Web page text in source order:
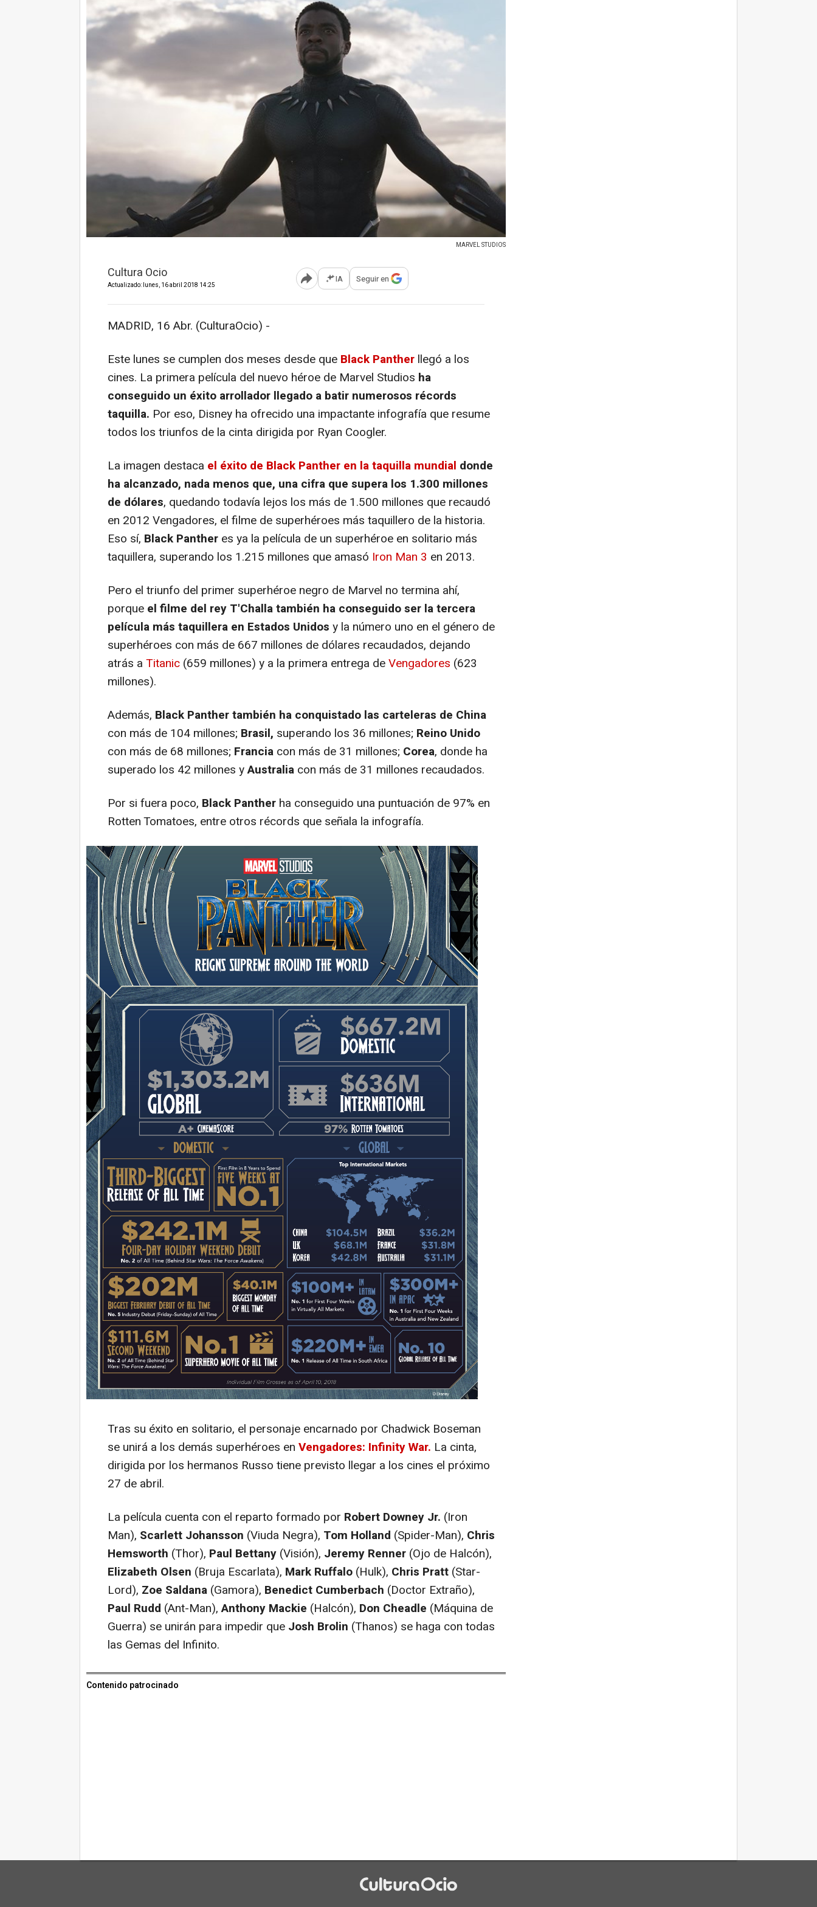
MARVEL STUDIOS
Cultura Ocio
Actualizado: lunes, 16 abril 2018 14:25 Abrir opciones para compartir
IA Seguir en
MADRID, 16 Abr. (CulturaOcio) -
Este lunes se cumplen dos meses desde que Black Panther llegó a los
cines. La primera película del nuevo héroe de Marvel Studios ha
conseguido un éxito arrollador llegado a batir numerosos récords
taquilla. Por eso, Disney ha ofrecido una impactante infografía que resume
todos los triunfos de la cinta dirigida por Ryan Coogler.
La imagen destaca el éxito de Black Panther en la taquilla mundial donde
ha alcanzado, nada menos que, una cifra que supera los 1.300 millones
de dólares, quedando todavía lejos los más de 1.500 millones que recaudó
en 2012 Vengadores, el filme de superhéroes más taquillero de la historia.
Eso sí, Black Panther es ya la película de un superhéroe en solitario más
taquillera, superando los 1.215 millones que amasó Iron Man 3 en 2013.
Pero el triunfo del primer superhéroe negro de Marvel no termina ahí,
porque el filme del rey T'Challa también ha conseguido ser la tercera
película más taquillera en Estados Unidos y la número uno en el género de
superhéroes con más de 667 millones de dólares recaudados, dejando
atrás a Titanic (659 millones) y a la primera entrega deVengadores (623
millones).
Además, Black Panthertambién ha conquistado las carteleras de China
con más de 104 millones; Brasil, superando los 36 millones; Reino Unido
con más de 68 millones; Francia con más de 31 millones; Corea, donde ha
superado los 42 millones yAustralia con más de 31 millones recaudados.
Por si fuera poco, Black Panther ha conseguido una puntuación de 97% en
Rotten Tomatoes, entre otros récords que señala la infografía.
Tras su éxito en solitario, el personaje encarnado por Chadwick Boseman
se unirá a los demás superhéroes en Vengadores: Infinity War. La cinta,
dirigida por los hermanos Russo tiene previsto llegar a los cines el próximo
27 de abril.
La película cuenta con el reparto formado por Robert Downey Jr. (Iron
Man), Scarlett Johansson (Viuda Negra), Tom Holland (Spider-Man), Chris
Hemsworth (Thor), Paul Bettany (Visión), Jeremy Renner (Ojo de Halcón),
Elizabeth Olsen (Bruja Escarlata), Mark Ruffalo (Hulk), Chris Pratt (Star-
Lord), Zoe Saldana (Gamora), Benedict Cumberbach (Doctor Extraño),
Paul Rudd (Ant-Man),Anthony Mackie (Halcón), Don Cheadle (Máquina de
Guerra) se unirán para impedir que Josh Brolin (Thanos) se haga con todas
las Gemas del Infinito.
Contenido patrocinado